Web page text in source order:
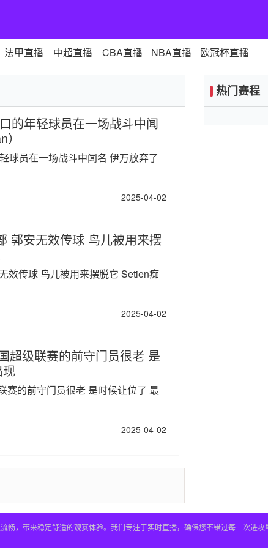
法甲直播 中超直播 CBA直播 NBA直播 欧冠杯直播
的年轻球员在一场战斗中闻
球员在一场战斗中闻名 伊万放弃了
2025-04-02
郭安无效传球 鸟儿被用来摆
效传球 鸟儿被用来摆脱它 Setien痴
2025-04-02
超级联赛的前守门员很老 是
赛的前守门员很老 是时候让位了 最
2025-04-02
热门赛程
，带来稳定舒适的观赛体验。我们专注于实时直播，确保您不错过每一次进攻